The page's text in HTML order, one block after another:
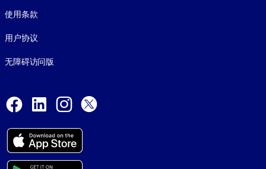
使用条款
用户协议
无障碍访问版
Facebook
LinkedInInstagram